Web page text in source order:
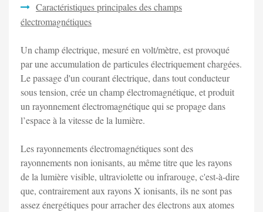
Caractéristiques principales des champs
électromagnétiques
Un champ électrique, mesuré en volt/mètre, est provoqué
par une accumulation de particules électriquement chargées.
Le passage d'un courant électrique, dans tout conducteur
sous tension, crée un champ électromagnétique, et produit
un rayonnement électromagnétique qui se propage dans
l’espace à la vitesse de la lumière.
Les rayonnements électromagnétiques sont des
rayonnements non ionisants, au même titre que les rayons
de la lumière visible, ultraviolette ou infrarouge, c'est-à-dire
que, contrairement aux rayons X ionisants, ils ne sont pas
assez énergétiques pour arracher des électrons aux atomes